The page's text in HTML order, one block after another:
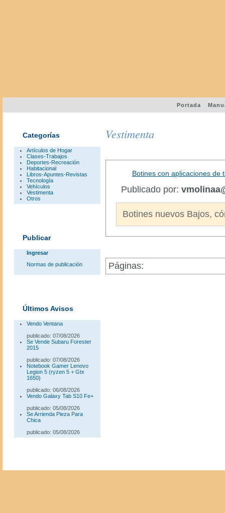
Portada
Categorías
Artículos de Hogar
Clases-Trabajos
Deportes-Recreación
Habitacional
Libros-Apuntes-Revistas
Tecnología
Vehículos
Vestimenta
Otros
Publicar
Ingresar
Normas de publicación
Últimos Avisos
Vendo Ventana
publicado: 07/08/2026
Se Vende Subaru Forester
2015
publicado: 07/08/2026
Notebook Gamer Lenovo
Legion 5 (ryzen 5 + Gtx
1650)
publicado: 06/08/2026
Vendo Galaxy Tab S10 Fe+
publicado: 05/08/2026
Se Arrienda Pieza Para
Chica
publicado: 05/08/2026
Vestimenta
Botines con aplicaciones de
Publicado por:
Botines nuevos Bajos,
Páginas: